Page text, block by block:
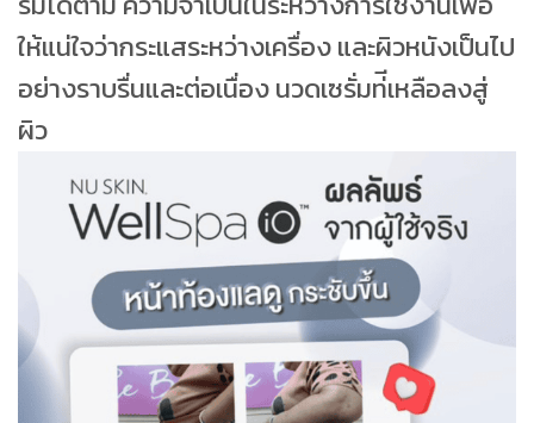
ให้แน่ใจว่ากระแสระหว่างเครื่อง และผิวหนังเป็นไป
อย่างราบรื่นและต่อเนื่อง นวดเซรั่มท่ีเหลือลงสู่
ผิว